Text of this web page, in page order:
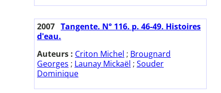
2007 Tangente. N° 116. p. 46-49. Histoires
d'eau.
Auteurs : Criton Michel ; Brougnard
Georges ; Launay Mickaël ; Souder
Dominique